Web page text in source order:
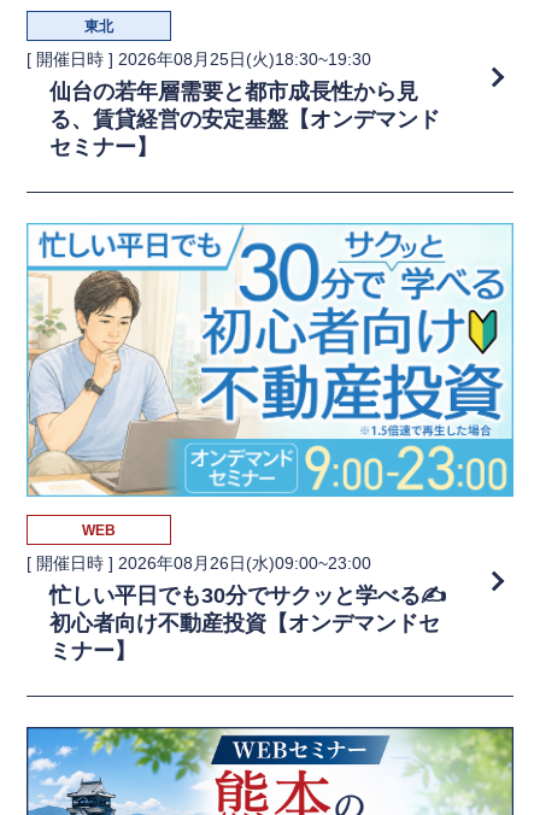
東北
[ 開催日時 ] 2026年08月25日(火)18:30~19:30
仙台の若年層需要と都市成長性から見
る、賃貸経営の安定基盤【オンデマンド
セミナー】
WEB
[ 開催日時 ] 2026年08月26日(水)09:00~23:00
忙しい平日でも30分でサクッと学べる✍️
初心者向け不動産投資【オンデマンドセ
ミナー】